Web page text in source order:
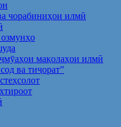
чорабиниҳои илмӣ
мақолаҳои илмӣ
ва тиҷорат”